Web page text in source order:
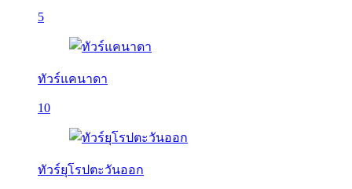
5
ทัวร์แคนาดา
10
ทัวร์ยุโรปตะวันออก